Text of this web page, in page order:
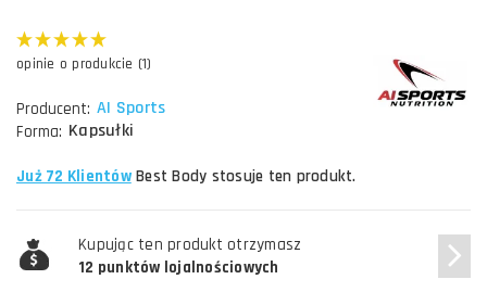
opinie o produkcie (1)
Producent: AI Sports
Forma: Kapsułki
Już 72 KlientówBest Body stosuje ten produkt.
Kupując ten produkt otrzymasz
12 punktów lojalnościowych